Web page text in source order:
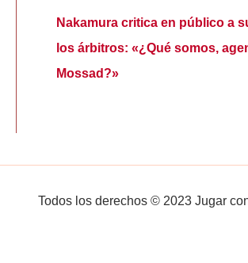
Nakamura critica en público a
los árbitros: «¿Qué somos,
Mossad?»
Todos los derechos © 2023 Jugar